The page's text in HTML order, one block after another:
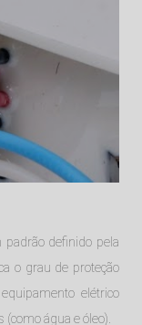
padrão definido pela
o grau de proteção
elétrico
água e óleo).